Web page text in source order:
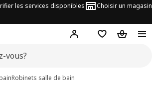
les services disponibles Choisir un magasin
Hej ! Connectez-vous
Listes dePanier
Robinets salle de bain